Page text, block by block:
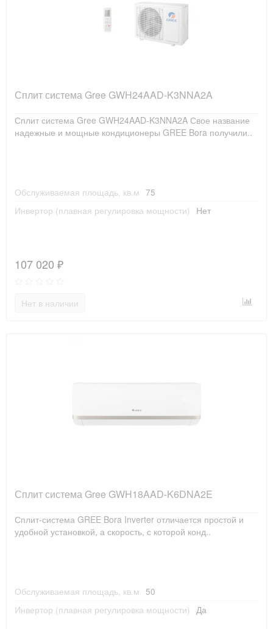
Сплит система Gree GWH24AAD-K3NNA2A
Сплит система Gree GWH24AAD-K3NNA2A Свое название
надежные и мощные кондиционеры GREE Bora получили..
Обслуживаемая площадь, кв.м 75
Инвертор (плавная регулировка мощности)
Нет
107 020 ₽
Нет в наличии
Сплит система Gree GWH18AAD-K6DNA2E
Сплит-система GREE Bora Inverter отличается простой и
удобной установкой, а скорость, с которой конд..
Обслуживаемая площадь, кв.м 50
Инвертор (плавная регулировка мощности)
Да